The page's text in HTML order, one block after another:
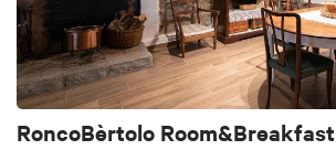
RoncoBèrtolo Room&Breakfast